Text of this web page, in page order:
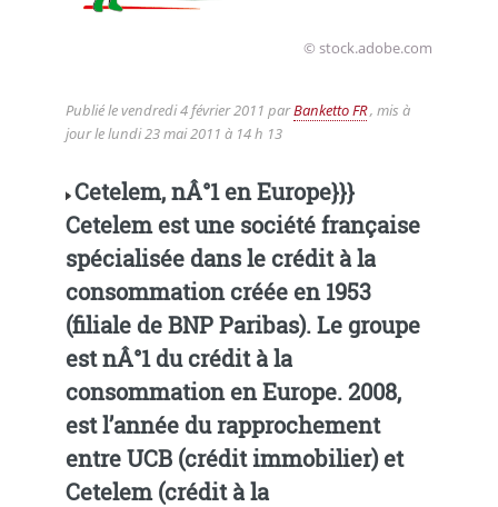
© stock.adobe.com
Publié levendredi 4 février 2011 parBanketto FR, mis à
jour lelundi 23 mai 2011 à 14 h 13
Cetelem, nÂ°1 en Europe}}}
Cetelem est une société française
spécialisée dans le crédit à la
consommation créée en 1953
(filiale de BNP Paribas). Le groupe
est nÂ°1 du crédit à la
consommation en Europe. 2008,
est l’année du rapprochement
entre UCB (crédit immobilier) et
Cetelem (crédit à la